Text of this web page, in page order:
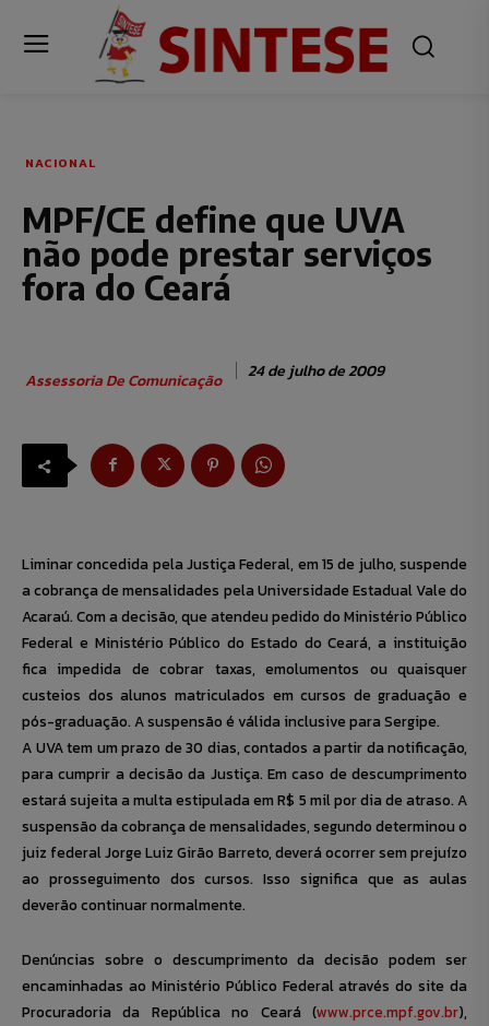
NACIONAL
MPF/CE define que UVA
não pode prestar serviços
fora do Ceará
Assessoria De Comunicação 24 de julho de 2009
Liminar concedida pela Justiça Federal, em 15 de julho, suspende
a cobrança de mensalidades pela Universidade Estadual Vale do
Acaraú. Com a decisão, que atendeu pedido do Ministério Público
Federal e Ministério Público do Estado do Ceará, a instituição
fica impedida de cobrar taxas, emolumentos ou quaisquer
custeios dos alunos matriculados em cursos de graduação e
pós-graduação. A suspensão é válida inclusive para Sergipe.
A UVA tem um prazo de 30 dias, contados a partir da notificação,
para cumprir a decisão da Justiça. Em caso de descumprimento
estará sujeita a multa estipulada em R$ 5 mil por dia de atraso. A
suspensão da cobrança de mensalidades, segundo determinou o
juiz federal Jorge Luiz Girão Barreto, deverá ocorrer sem prejuízo
ao prosseguimento dos cursos. Isso significa que as aulas
deverão continuar normalmente.
Denúncias sobre o descumprimento da decisão podem ser
encaminhadas ao Ministério Público Federal através do site da
Procuradoria da República no Ceará (www.prce.mpf.gov.br),